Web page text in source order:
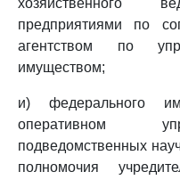
хозяйственного
предприятиями по
агентством по
имуществом;
и) федерального
оперативном
подведомственных
полномочия